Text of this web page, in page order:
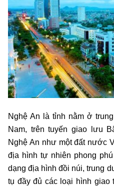
Nghệ An là tỉnh nằm ở
Nam, trên tuyến giao lưu
Nghệ An như một đất nước
địa hình tự nhiên phong
dạng địa hình đồi núi, trung
tụ đầy đủ các loại hình